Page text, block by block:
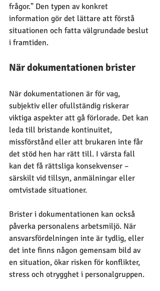
frågor." Den typen av konkret
information gör det lättare att förstå
situationen och fatta välgrundade beslut
i framtiden.
När dokumentationen brister
När dokumentationen är för vag,
subjektiv eller ofullständig riskerar
viktiga aspekter att gå förlorade. Det kan
leda till bristande kontinuitet,
missförstånd eller att brukaren inte får
det stöd hen har rätt till. I värsta fall
kan det få rättsliga konsekvenser –
särskilt vid tillsyn, anmälningar eller
omtvistade situationer.
Brister i dokumentationen kan också
påverka personalens arbetsmiljö. När
ansvarsfördelningen inte är tydlig, eller
det inte finns någon gemensam bild av
en situation, ökar risken för konflikter,
stress och otrygghet i personalgruppen.